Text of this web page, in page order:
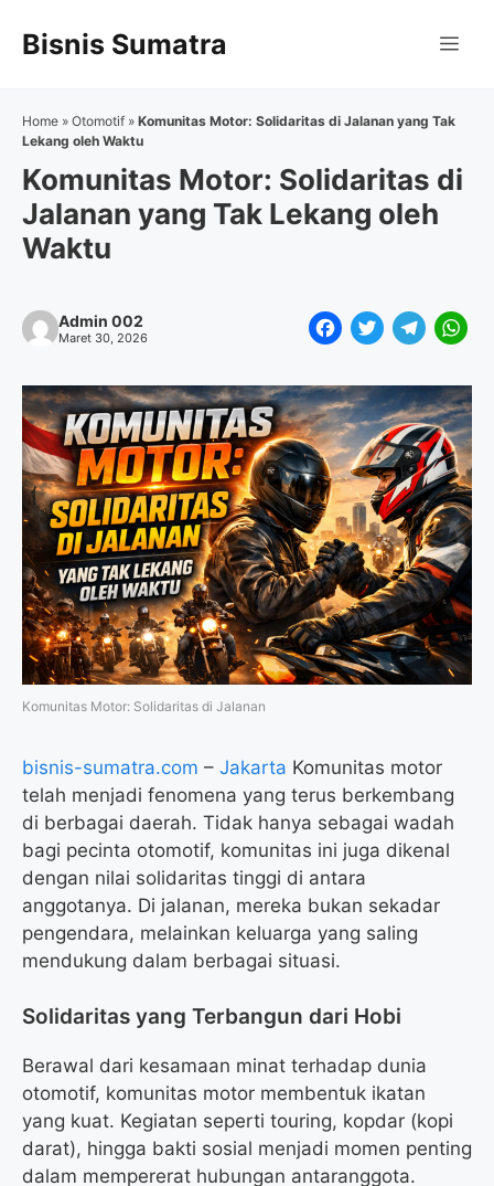
Bisnis Sumatra
Home » Otomotif » Komunitas Motor: Solidaritas di Jalanan yang Tak
Lekang oleh Waktu
Komunitas Motor: Solidaritas di
Jalanan yang Tak Lekang oleh
Waktu
Admin 002
Maret 30, 2026
F
c
e
b
o
o
k
T
i
t
t
e
r
T
l
e
g
r
a
m
W
a
t
s
A
p
p
Komunitas Motor: Solidaritas di Jalanan
bisnis-sumatra.com – Jakarta Komunitas motor
telah menjadi fenomena yang terus berkembang
di berbagai daerah. Tidak hanya sebagai wadah
bagi pecinta otomotif, komunitas ini juga dikenal
dengan nilai solidaritas tinggi di antara
anggotanya. Di jalanan, mereka bukan sekadar
pengendara, melainkan keluarga yang saling
mendukung dalam berbagai situasi.
Solidaritas yang Terbangun dari Hobi
Berawal dari kesamaan minat terhadap dunia
otomotif, komunitas motor membentuk ikatan
yang kuat. Kegiatan seperti touring, kopdar (kopi
darat), hingga bakti sosial menjadi momen penting
dalam mempererat hubungan antaranggota.